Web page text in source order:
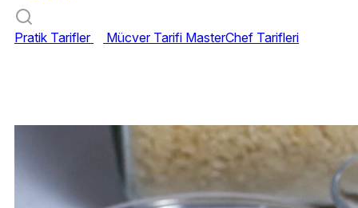
Pratik Tarifler Mücver Tarifi MasterChef Tarifleri